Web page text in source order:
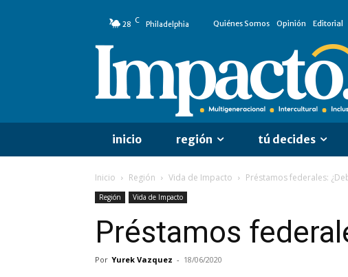
28 C Philadelphia Quiénes Somos Opinión Editorial
inicio región tú decides
Inicio Región Vida de Impacto Préstamos federales:
Región Vida de Impacto
Préstamos
Por Yurek Vazquez - 18/06/2020